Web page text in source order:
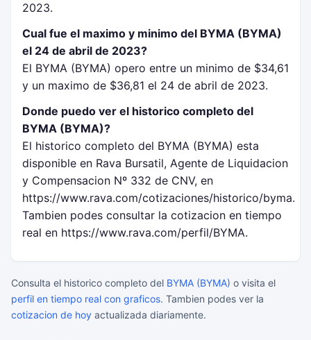
2023.
Cual fue el maximo y minimo del BYMA (BYMA)
el 24 de abril de 2023?
El BYMA (BYMA) opero entre un minimo de $34,61
y un maximo de $36,81 el 24 de abril de 2023.
Donde puedo ver el historico completo del
BYMA (BYMA)?
El historico completo del BYMA (BYMA) esta
disponible en Rava Bursatil, Agente de Liquidacion
y Compensacion Nº 332 de CNV, en
https://www.rava.com/cotizaciones/historico/byma.
Tambien podes consultar la cotizacion en tiempo
real en https://www.rava.com/perfil/BYMA.
Consulta el historico completo del BYMA (BYMA) o visita el
perfil en tiempo real con graficos. Tambien podes ver la
cotizacion de hoy actualizada diariamente.